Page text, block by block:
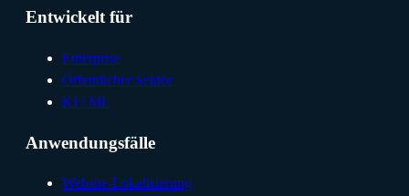
Entwickelt für
Enterprise
Öffentlicher Sektor
KI / ML
Anwendungsfälle
Website-Lokalisierung